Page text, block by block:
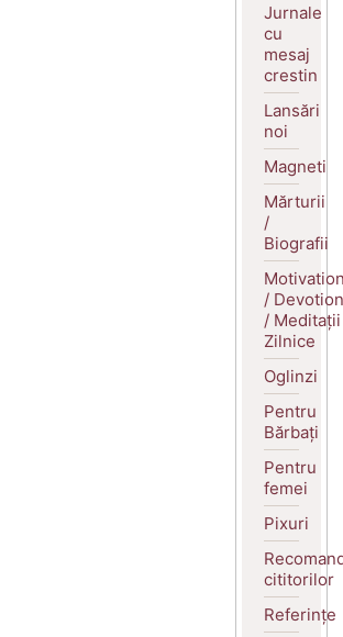
Jurnale
cu
mesaj
crestin
Lansări
noi
Magneti
Mărturii
/
Biografii
/
/ Meditații
Zilnice
Oglinzi
Pentru
Bărbați
Pentru
femei
Pixuri
cititorilor
Referințe